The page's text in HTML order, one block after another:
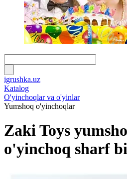
igrushka.uz
Katalog
O'yinchoqlar va o'yinlar
Yumshoq o'yinchoqlar
Zaki Toys
o'yinchoq sharf